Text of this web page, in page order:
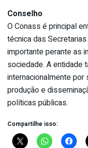
Conselho
O Conass é principal
técnica das
importante perante as
sociedade. A entidade
internacionalmente por
produção e
políticas públicas.
Compartilhe isso: